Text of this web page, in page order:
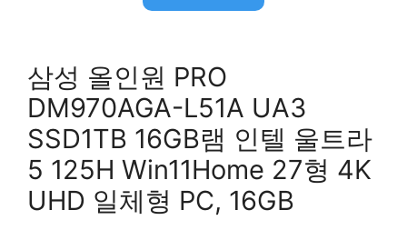
삼성 올인원 PRO
DM970AGA-L51A UA3
SSD1TB 16GB램 인텔 울트라
5 125H Win11Home 27형 4K
UHD 일체형 PC, 16GB